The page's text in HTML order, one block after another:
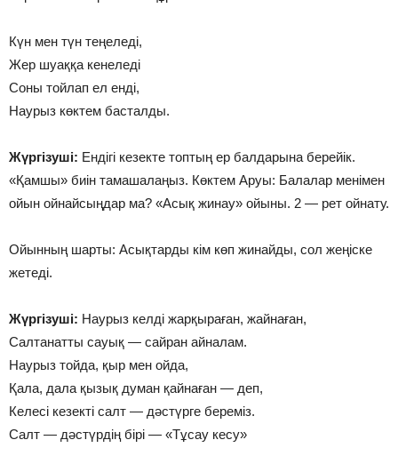
Күн мен түн теңеледі,
Жер шуаққа кенеледі
Соны тойлап ел енді,
Наурыз көктем басталды.
Жүргізуші: Ендігі кезекте топтың ер балдарына берейік.
«Қамшы» биін тамашалаңыз. Көктем Аруы: Балалар менімен
ойын ойнайсыңдар ма? «Асық жинау» ойыны. 2 — рет ойнату.
Ойынның шарты: Асықтарды кім көп жинайды, сол жеңіске
жетеді.
Жүргізуші: Наурыз келді жарқыраған, жайнаған,
Салтанатты сауық — сайран айналам.
Наурыз тойда, қыр мен ойда,
Қала, дала қызық думан қайнаған — деп,
Келесі кезекті салт — дәстүрге береміз.
Салт — дәстүрдің бірі — «Тұсау кесу»